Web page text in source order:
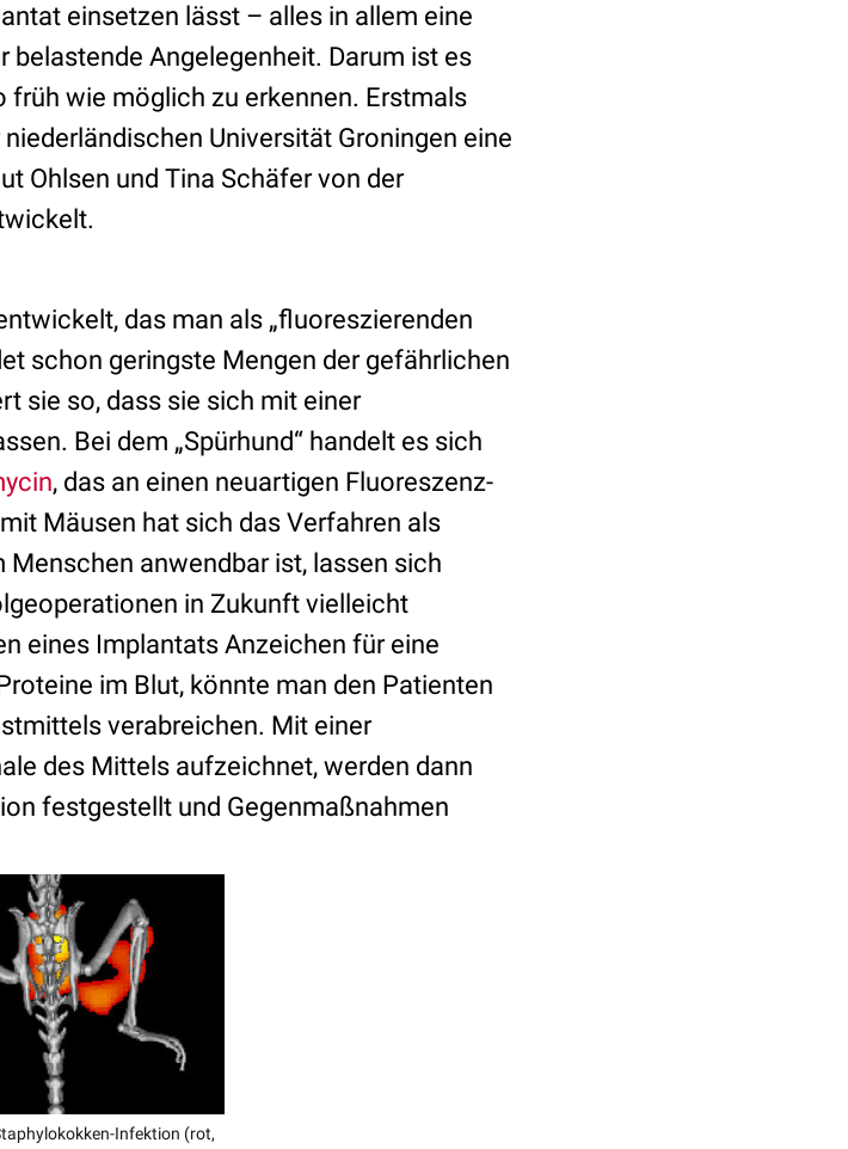
einsetzen lässt – alles in allem eine
belastende Angelegenheit. Darum ist es
wie möglich zu erkennen. Erstmals
Universität Groningen eine
Ohlsen und Tina Schäfer von der
das man als „fluoreszierenden
schon geringste Mengen der gefährlichen
sie so, dass sie sich mit einer
Bei dem „Spürhund“ handelt es sich
, das an einen neuartigen Fluoreszenz-
Mäusen hat sich das Verfahren als
anwendbar ist, lassen sich
in Zukunft vielleicht
eines Implantats Anzeichen für eine
im Blut, könnte man den Patienten
verabreichen. Mit einer
des Mittels aufzeichnet, werden dann
festgestellt und Gegenmaßnahmen
Infektion (rot,